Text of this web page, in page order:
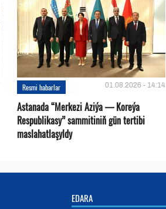
Resmi habarlar 01.08.2026 - 14:14
Astanada “Merkezi Aziýa — Koreýa
Respublikasy” sammitiniň gün tertibi
maslahatlaşyldy
EDARA